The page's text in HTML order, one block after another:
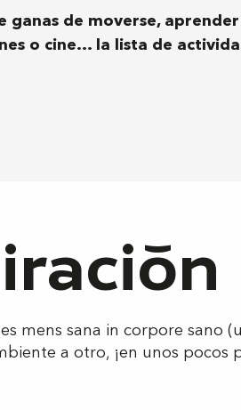
de moverse,
o cine… la lista de
mens sana in corpore sano
a otro, ¡en unos pocos